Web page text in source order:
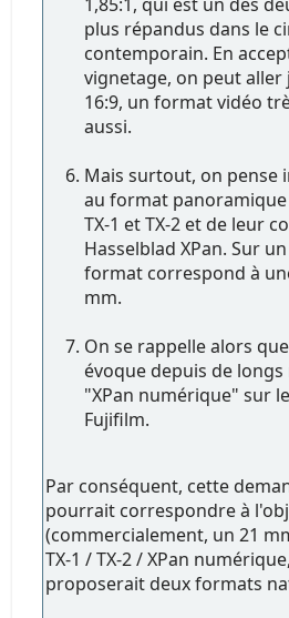
plus répandus dans le
contemporain. En
vignetage, on peut
16:9, un format vidéo
aussi.
Mais surtout, on pense
au format panoramique
TX-1 et TX-2 et de leur
Hasselblad XPan. Sur
format correspond à
mm.
On se rappelle alors
évoque depuis de
"XPan numérique" sur
Fujifilm.
Par conséquent, cette
pourrait correspondre à
(commercialement, un 21
TX-1 / TX-2 / XPan
proposerait deux formats